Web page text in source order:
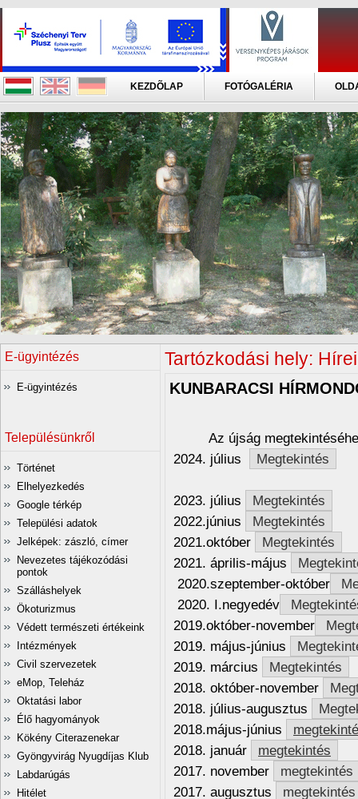
KEZDÕLAP FOTÓGALÉRIA
E-ügyintézés
E-ügyintézés
Településünkről
Történet
Elhelyezkedés
Google térkép
Települési adatok
Jelképek: zászló, címer
Nevezetes tájékozódási
pontok
Szálláshelyek
Ökoturizmus
Védett természeti értékeink
Intézmények
Civil szervezetek
eMop, Teleház
Oktatási labor
Élő hagyományok
Kökény Citerazenekar
Gyöngyvirág Nyugdíjas Klub
Labdarúgás
Hitélet
Tartózkodási hely:
KUNBARACSI
Az újság
2024. július
Megtekintés
2023. július
Megtekintés
2022.június
Megtekintés
2021.október
Megtekintés
2021. április-május
2020.szeptember-október
2020. I.negyedév
2019.október-november
2019. május-június
2019. március
Megtekintés
2018. október-november
2018. július-augusztus
2018.május-június
2018. január
megtekintés
2017. november
megtekintés
2017. augusztus
megtekintés